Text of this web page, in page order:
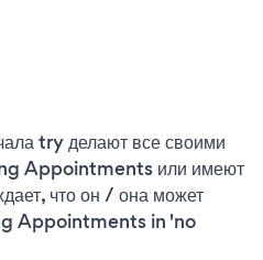
try делают все своими
Appointments или имеют
что он / она может
Appointments in 'no